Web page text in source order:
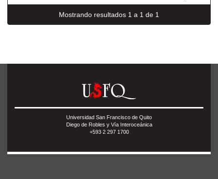
Mostrando resultados 1 a 1 de 1
Universidad San Francisco de Quito
Diego de Robles y Vía Interoceánica
+593 2 297 1700